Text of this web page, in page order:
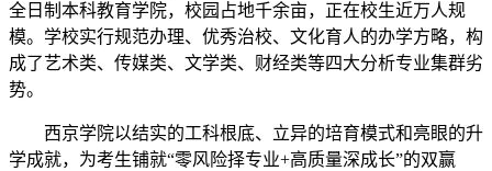
全日制本科教育学院，校园占地千余亩，正在校生近万人规
模。学校实行规范办理、优秀治校、文化育人的办学方略，构
成了艺术类、传媒类、文学类、财经类等四大分析专业集群劣
势。
西京学院以结实的工科根底、立异的培育模式和亮眼的升
学成就，为考生铺就“零风险择专业+高质量深成长”的双赢